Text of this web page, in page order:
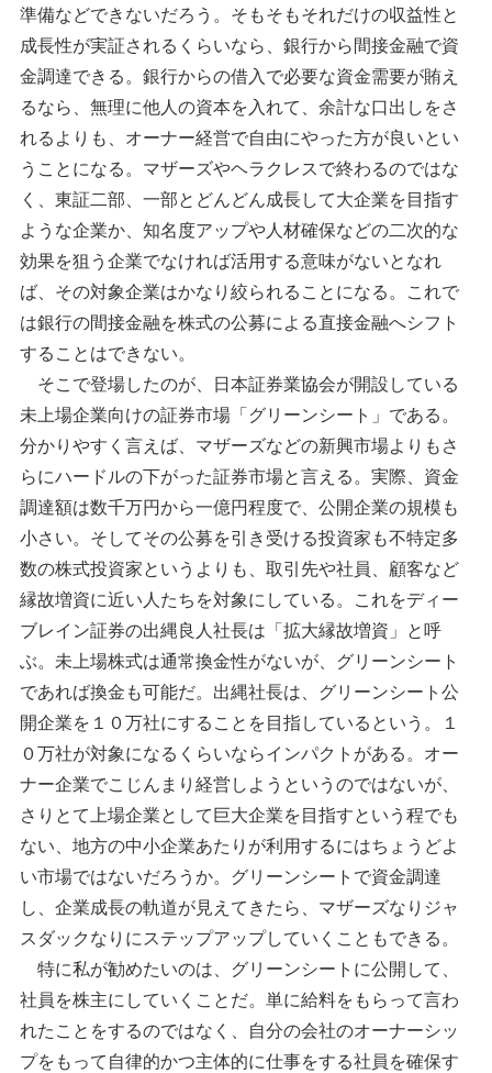
準備などできないだろう。そもそもそれだけの収益性と
成長性が実証されるくらいなら、銀行から間接金融で資
金調達できる。銀行からの借入で必要な資金需要が賄え
るなら、無理に他人の資本を入れて、余計な口出しをさ
れるよりも、オーナー経営で自由にやった方が良いとい
うことになる。マザーズやヘラクレスで終わるのではな
く、東証二部、一部とどんどん成長して大企業を目指す
ような企業か、知名度アップや人材確保などの二次的な
効果を狙う企業でなければ活用する意味がないとなれ
ば、その対象企業はかなり絞られることになる。これで
は銀行の間接金融を株式の公募による直接金融へシフト
することはできない。
そこで登場したのが、日本証券業協会が開設している
未上場企業向けの証券市場「グリーンシート」である。
分かりやすく言えば、マザーズなどの新興市場よりもさ
らにハードルの下がった証券市場と言える。実際、資金
調達額は数千万円から一億円程度で、公開企業の規模も
小さい。そしてその公募を引き受ける投資家も不特定多
数の株式投資家というよりも、取引先や社員、顧客など
縁故増資に近い人たちを対象にしている。これをディー
ブレイン証券の出縄良人社長は「拡大縁故増資」と呼
ぶ。未上場株式は通常換金性がないが、グリーンシート
であれば換金も可能だ。出縄社長は、グリーンシート公
開企業を１０万社にすることを目指しているという。１
０万社が対象になるくらいならインパクトがある。オー
ナー企業でこじんまり経営しようというのではないが、
さりとて上場企業として巨大企業を目指すという程でも
ない、地方の中小企業あたりが利用するにはちょうどよ
い市場ではないだろうか。グリーンシートで資金調達
し、企業成長の軌道が見えてきたら、マザーズなりジャ
スダックなりにステップアップしていくこともできる。
特に私が勧めたいのは、グリーンシートに公開して、
社員を株主にしていくことだ。単に給料をもらって言わ
れたことをするのではなく、自分の会社のオーナーシッ
プをもって自律的かつ主体的に仕事をする社員を確保す